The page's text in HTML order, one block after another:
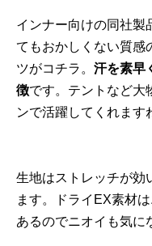
インナー向けの同社製
てもおかしくない質感
ツがコチラ。 汗を素早
徴です。テントなど大
ンで活躍してくれます
生地はストレッチが効
ます。ドライEX素材
あるのでニオイも気に